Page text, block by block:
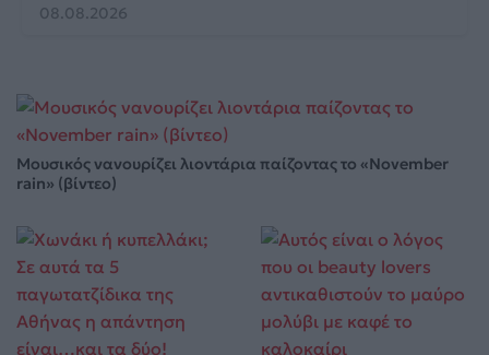
08.08.2026
Μουσικός νανουρίζει λιοντάρια παίζοντας το «November
rain» (βίντεο)